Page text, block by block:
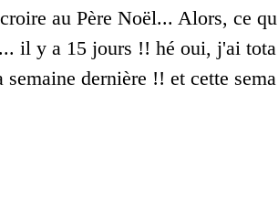
au Père Noël... Alors, ce qu
il y a 15 jours !! hé oui, j'ai tota
dernière !! et cette sema